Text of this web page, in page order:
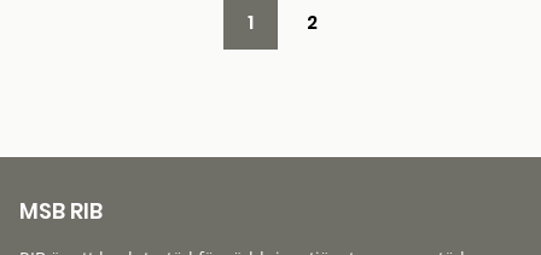
1 2
MSB RIB